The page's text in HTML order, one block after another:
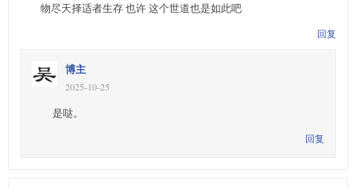
物尽天择适者生存 也许 这个世道也是如此吧
回复
博主
2025-10-25
是哒。
回复